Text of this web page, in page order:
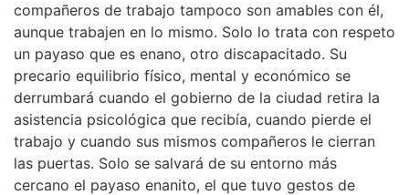
compañeros de trabajo tampoco son amables con él,
aunque trabajen en lo mismo. Solo lo trata con respeto
un payaso que es enano, otro discapacitado. Su
precario equilibrio físico, mental y económico se
derrumbará cuando el gobierno de la ciudad retira la
asistencia psicológica que recibía, cuando pierde el
trabajo y cuando sus mismos compañeros le cierran
las puertas. Solo se salvará de su entorno más
cercano el payaso enanito, el que tuvo gestos de